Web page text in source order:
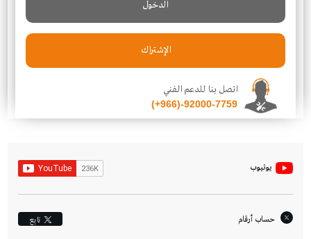
الدخول
الإشتراك
اتصل بنا للدعم الفني
(+966)-92000-7759
يوتيوب
حساب أرقام تابِع